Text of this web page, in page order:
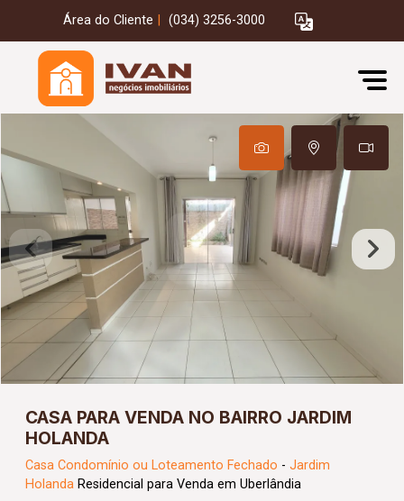
Área do Cliente (034) 3256-3000
CASA PARA VENDA NO BAIRRO JARDIM
HOLANDA
Casa Condomínio ou Loteamento Fechado - Jardim
Holanda Residencial para Venda em Uberlândia